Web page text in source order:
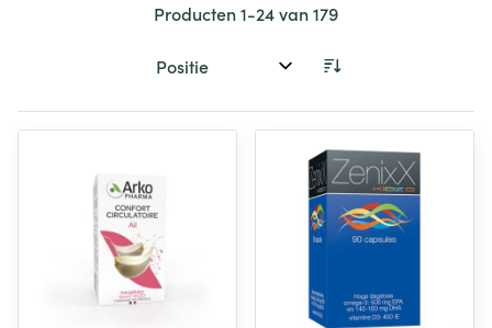
Producten1-24van179
Sorteer op: